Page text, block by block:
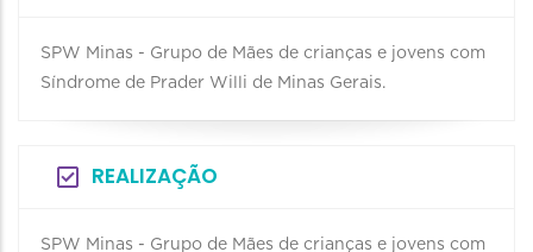
SPW Minas - Grupo de Mães de crianças e jovens com
Síndrome de Prader Willi de Minas Gerais.
REALIZAÇÃO
SPW Minas - Grupo de Mães de crianças e jovens com